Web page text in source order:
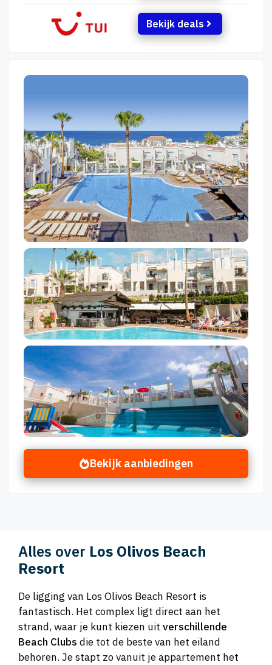
Bekijk aanbiedingen
Bekijk deals
Alles over Los Olivos Beach
Resort
De ligging van Los Olivos Beach Resort is
fantastisch. Het complex ligt direct aan het
strand, waar je kunt kiezen uit verschillende
Beach Clubs die tot de beste van het eiland
behoren. Je stapt zo vanuit je appartement het